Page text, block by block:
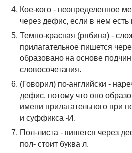
Кое-кого - неопределенное
через дефис, если в нем есть
Темно-красная (рябина) -
прилагательное пишется
образовано на основе
словосочетания.
(Говорил) по-английски -
дефис, потому что оно
имени прилагательного при
и суффикса -И.
Пол-листа - пишется через
пол- стоит буква л.